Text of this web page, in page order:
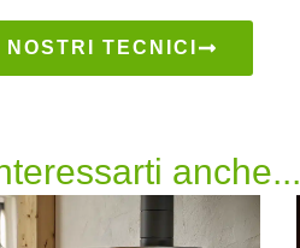
TECNICI
anche...